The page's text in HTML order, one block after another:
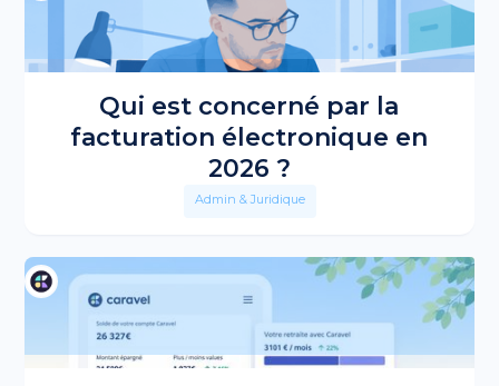
Qui est concerné par la
facturation électronique en
2026 ?
Admin & Juridique